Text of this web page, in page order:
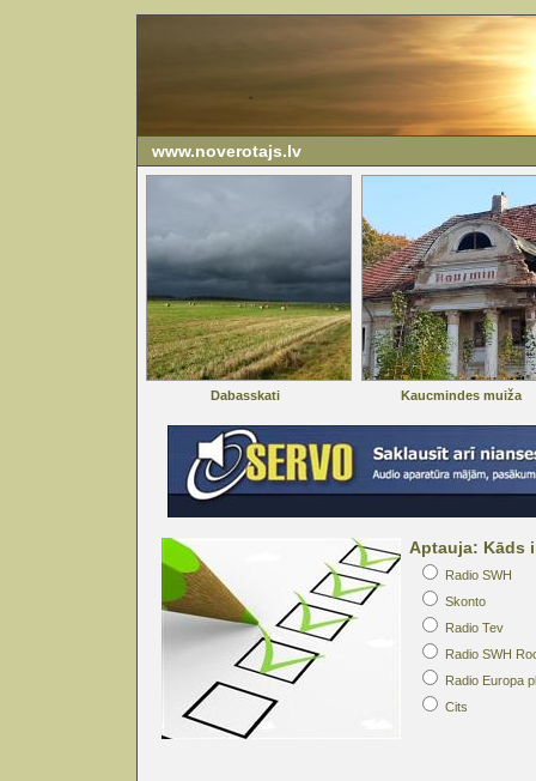
www.noverotajs.lv
Dabasskati Kaucmindes muiža
Aptauja: Kāds
Radio SWH
Skonto
Radio Tev
Radio SWH
Radio Europa
Cits